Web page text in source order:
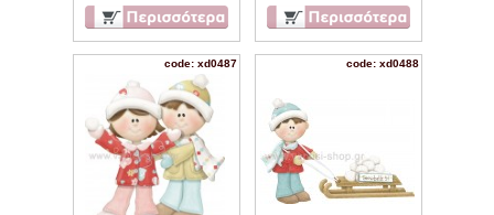
code: xd0487 code: xd0488